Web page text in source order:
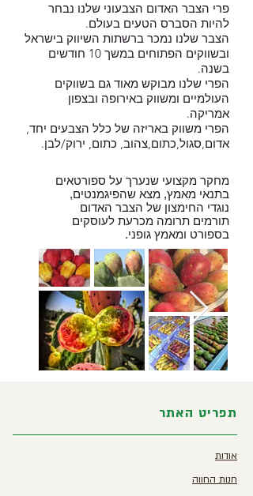
פרי הצבר האדום הצבעוני שלנו נבחר
להיות הסברס הטעים בעולם.
הצבר שלנו נמכר ברשתות השיווק בישראל
ובשווקים הפתוחים במשך 10 חודשים
בשנה.
הפרי שלנו מבוקש מאוד גם בשווקים
העולמיים ומשווק באירופה ובצפון
אמריקה.
הפרי משווק באריזה של כלל הצבעים יחד,
אדום,סגול,כתום,צהוב, כתום, ירוק/לבן.
מחקר מקצועי שנערך על ספורטאים
בתנאי מאמץ, מצא שהפיגמנטים,
נוגדי החימצון של הצבר האדום
תורמים תרומה מכרעת לעוסקים
בספורט ומאמץ גופני.
תפריט האתר
אודות
חנות החווה